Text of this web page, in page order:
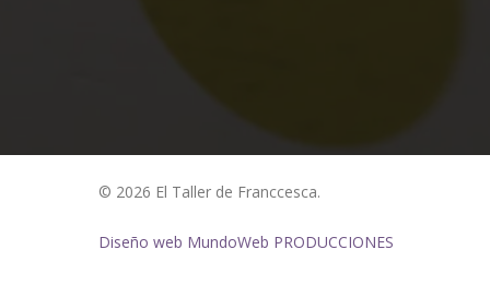
© 2026 El Taller de Franccesca.
Diseño web MundoWeb PRODUCCIONES